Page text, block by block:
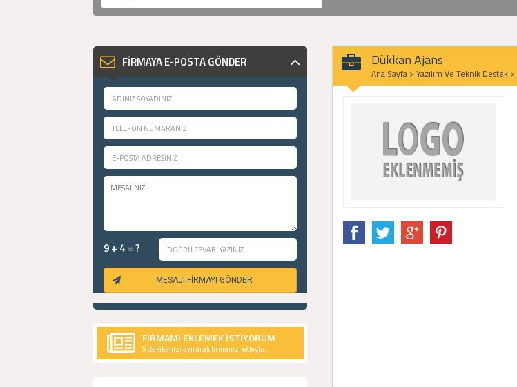
FİRMAYA E-POSTA GÖNDER
9 + 4 = ?
MESAJI FİRMAYI GÖNDER
FİRMAMI EKLEMEK İSTİYORUM
5 dakikanızı ayırarak firmanızı ekleyin..
Dükkan Ajans
Ana Sayfa > Yazılım Ve Teknik Destek>